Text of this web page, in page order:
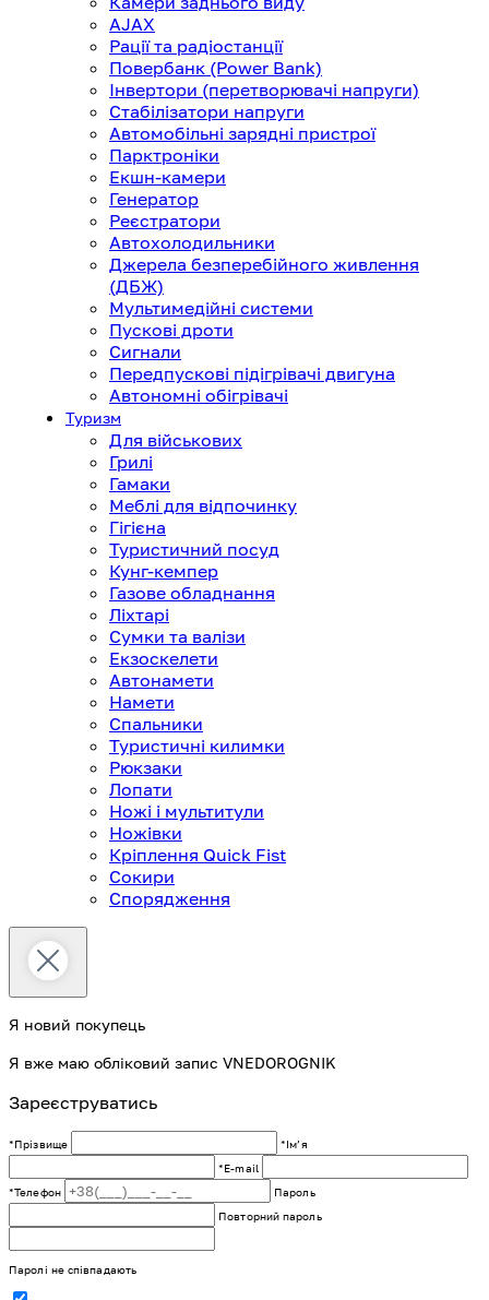
AJAX
Рації та радіостанції
Повербанк (Power Bank)
Інвертори (перетворювачі напруги)
Стабілізатори напруги
Автомобільні зарядні пристрої
Парктроніки
Екшн-камери
Генератор
Реєстратори
Автохолодильники
Джерела безперебійного живлення
(ДБЖ)
Мультимедійні системи
Пускові дроти
Сигнали
Передпускові підігрівачі двигуна
Автономні обігрівачі
Туризм
Для військових
Грилі
Гамаки
Меблі для відпочинку
Гігієна
Туристичний посуд
Кунг-кемпер
Газове обладнання
Ліхтарі
Сумки та валізи
Екзоскелети
Автонамети
Намети
Спальники
Туристичні килимки
Рюкзаки
Лопати
Ножі і мультитули
Ножівки
Кріплення Quick Fist
Сокири
Спорядження
Я новий покупець
Я вже маю обліковий запис VNEDOROGNIK
Зареєструватись
*Прізвище
*Імʼя
*E-mail
*Телефон
Пароль
Повторний пароль
Паролі не співпадають